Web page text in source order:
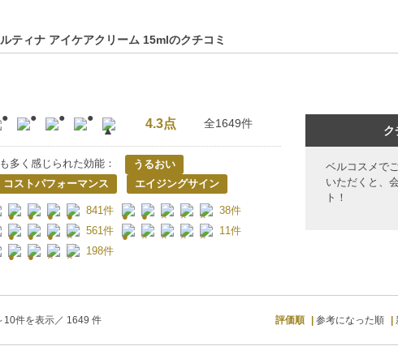
ティナ アイケアクリーム 15mlのクチコミ
4.3点 全1649件
多く感じられた効能：
うるおい
コストパフォーマンス
エイジングサイン
841件
38件
561件
11件
198件
ク
ベルコスメで
いただくと、
ト！
10件を表示／ 1649 件 評価順 参考になった順